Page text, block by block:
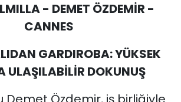
- DEMET ÖZDEMİR -
CANNES
GARDIROBA: YÜKSEK
ULAŞILABİLİR DOKUNUŞ